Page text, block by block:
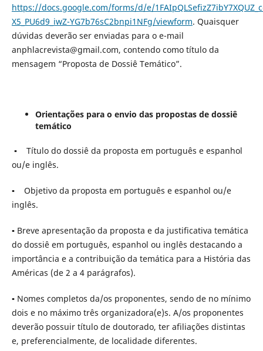
https://docs.google.com/forms/d/e/
X5_PU6d9_iwZ-YG7b76sC2bnpi1NFg/viewform. Quaisquer
dúvidas deverão ser enviadas para o e-mail
anphlacrevista@gmail.com, contendo como título da
mensagem “Proposta de Dossiê Temático”.
Orientações para o envio das propostas de dossiê
temático
▪ Título do dossiê da proposta em português e espanhol
ou/e inglês.
▪ Objetivo da proposta em português e espanhol ou/e
inglês.
▪ Breve apresentação da proposta e da justificativa temática
do dossiê em português, espanhol ou inglês destacando a
importância e a contribuição da temática para a História das
Américas (de 2 a 4 parágrafos).
▪ Nomes completos da/os proponentes, sendo de no mínimo
dois e no máximo três organizadora(e)s. A/os proponentes
deverão possuir título de doutorado, ter afiliações distintas
e, preferencialmente, de localidade diferentes.